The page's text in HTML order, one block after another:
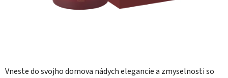
Vneste do svojho domova nádych elegancie a zmyselnosti so